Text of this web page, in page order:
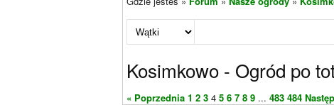
Kosimkowo - Ogród po
« Poprzednia 1 2 3 4 5 6 7 8 9 ... 483 484